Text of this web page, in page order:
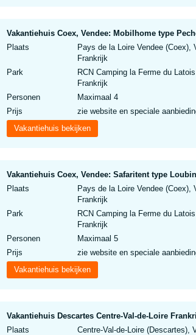
Vakantiehuis Coex, Vendee: Mobilhome type
Plaats
Pays de la Loire Vendee (Coex),
Frankrijk
Park
RCN Camping la Ferme du
Frankrijk
Personen
Maximaal 4
Prijs
zie website en speciale
Vakantiehuis bekijken
Vakantiehuis Coex, Vendee: Safaritent type
Plaats
Pays de la Loire Vendee (Coex),
Frankrijk
Park
RCN Camping la Ferme du
Frankrijk
Personen
Maximaal 5
Prijs
zie website en speciale
Vakantiehuis bekijken
Vakantiehuis Descartes Centre-Val-de-Loire
Plaats
Centre-Val-de-Loire (Descartes),